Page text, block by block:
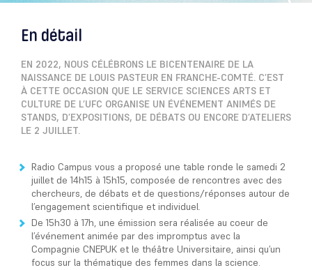
En détail
EN 2022, NOUS CÉLÉBRONS LE BICENTENAIRE DE LA
NAISSANCE DE LOUIS PASTEUR EN FRANCHE-COMTÉ. C’EST
À CETTE OCCASION QUE LE SERVICE SCIENCES ARTS ET
CULTURE DE L’UFC ORGANISE UN ÉVÉNEMENT ANIMÉS DE
STANDS, D’EXPOSITIONS, DE DÉBATS OU ENCORE D’ATELIERS
LE 2 JUILLET.
Radio Campus vous a proposé une table ronde le samedi 2
juillet de 14h15 à 15h15, composée de rencontres avec des
chercheurs, de débats et de questions/réponses autour de
l’engagement scientifique et individuel.
De 15h30 à 17h, une émission sera réalisée au coeur de
l’événement animée par des impromptus avec la
Compagnie CNEPUK et le théâtre Universitaire, ainsi qu’un
focus sur la thématique des femmes dans la science.